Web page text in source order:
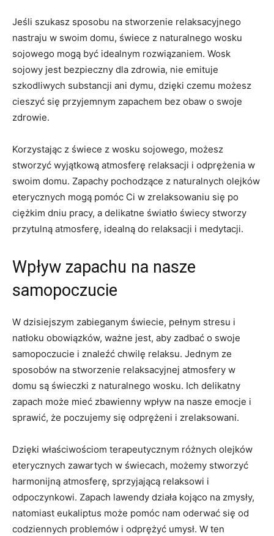
Jeśli ​szukasz sposobu​ na ‌stworzenie relaksacyjnego
nastraju w swoim domu, świece z naturalnego⁤ wosku
sojowego ⁣mogą być idealnym rozwiązaniem.⁤ Wosk
⁣sojowy jest bezpieczny dla zdrowia, nie emituje
szkodliwych substancji ani dymu, dzięki czemu⁢ możesz
cieszyć⁣ się ⁢przyjemnym zapachem bez obaw o swoje
zdrowie.
Korzystając z ‌świece z ‍wosku sojowego, możesz ​
stworzyć wyjątkową atmosferę‍ relaksacji i odprężenia ⁣w
swoim domu. Zapachy pochodzące z naturalnych olejków
eterycznych ⁢mogą pomóc Ci w zrelaksowaniu ‌się po
ciężkim dniu pracy, a delikatne⁤ światło świecy stworzy
przytulną atmosferę,‌ idealną do relaksacji i medytacji.
Wpływ zapachu na nasze
samopoczucie
W dzisiejszym zabieganym świecie, pełnym stresu i
natłoku obowiązków, ważne jest, aby zadbać o swoje
‍samopoczucie i znaleźć ‌chwilę relaksu. Jednym ze⁢
sposobów na stworzenie relaksacyjnej atmosfery w
‍domu są świeczki z naturalnego⁣ wosku. Ich delikatny
zapach może mieć zbawienny wpływ na nasze emocje i‍
sprawić, ‍że poczujemy się odprężeni i ‍zrelaksowani.
Dzięki właściwościom ‌terapeutycznym⁣ różnych⁣ olejków
eterycznych zawartych‌ w świecach, możemy ⁣stworzyć
harmonijną atmosferę, sprzyjającą relaksowi i
odpoczynkowi. Zapach⁤ lawendy działa kojąco ‍na zmysły,‍
natomiast eukaliptus⁤ może pomóc nam oderwać ⁤się od
‍codziennych problemów i odprężyć umysł.⁤ W ‍ten